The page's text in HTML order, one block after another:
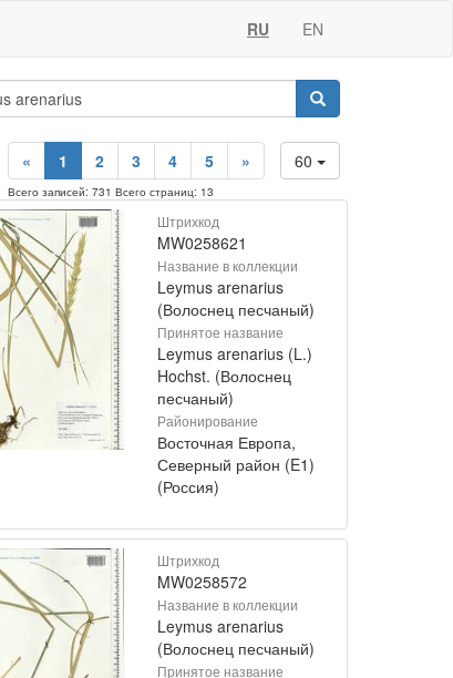
RU EN
60
« 1 2 3 4 5 »
Всего записей: 731 Всего страниц: 13
Штрихкод
MW0258621
Название в коллекции
Leymus arenarius
(Волоснец песчаный)
Принятое название
Leymus arenarius (L.)
Hochst. (Волоснец
песчаный)
Районирование
Восточная Европа,
Северный район (E1)
(Россия)
Штрихкод
MW0258572
Название в коллекции
Leymus arenarius
(Волоснец песчаный)
Принятое название